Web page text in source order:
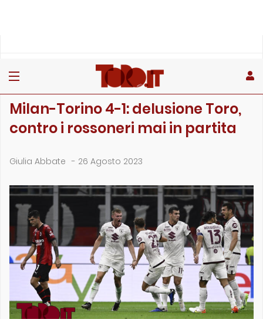
Milan-Torino 4-1: delusione Toro,
contro i rossoneri mai in partita
Giulia Abbate - 26 Agosto 2023